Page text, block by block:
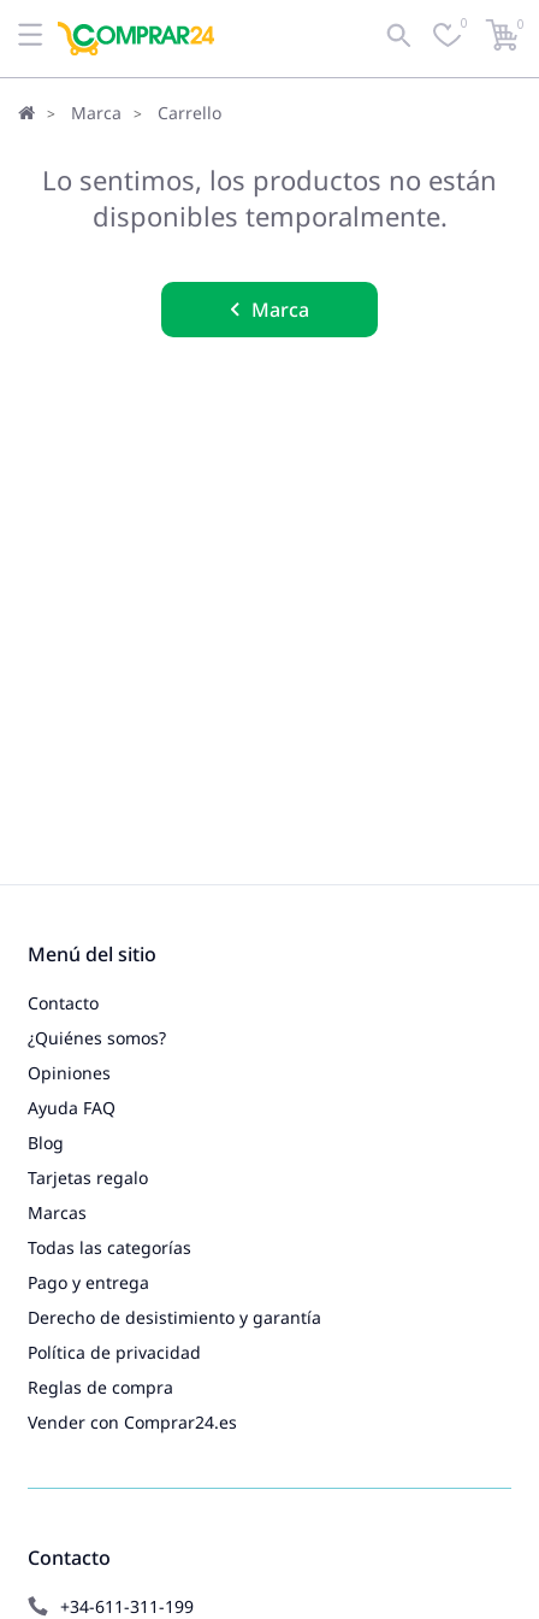
0 0
Marca Carrello
Lo sentimos, los productos no están
disponibles temporalmente.
Marca
Contacto
+34-611-311-199
Menú del sitio
Contacto
¿Quiénes somos?
Opiniones
Ayuda FAQ
Blog
Tarjetas regalo
Marcas
Todas las categorías
Pago y entrega
Derecho de desistimiento y garantía
Política de privacidad
Reglas de compra
Vender con Comprar24.es